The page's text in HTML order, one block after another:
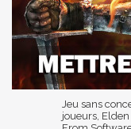
Jeu sans
joueurs,